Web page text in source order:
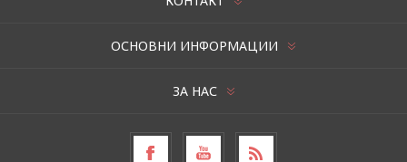
ОСНОВНИ ИНФОРМАЦИИ
ЗА НАС